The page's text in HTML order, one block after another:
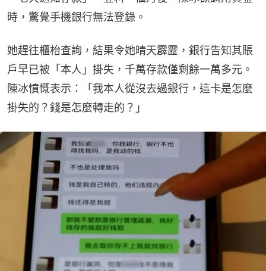
時，驚覺手機銀行無法登錄。
她趕往櫃枱查詢，結果令她晴天霹靂，銀行告知其賬
戶早已被「本人」掛失，千萬存款僅剩餘一萬多元。
陳冰憤慨表示：「我本人從沒去過銀行，這卡是怎麼
掛失的？錢是怎麼轉走的？」